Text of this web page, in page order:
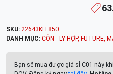
SKU: 22643KFL850
DANH MỤC: CÔN - LY HỢP, FUTURE,
Bạn sẽ mua được giá sỉ C01 này